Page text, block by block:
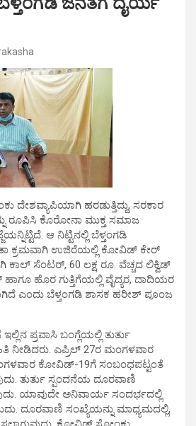
ದೇಶವ್ಯಾಪಿಯಾಗಿ ಹರಡುತ್ತಿದ್ದು, ಸರಕಾರ
ಕೊರೋನಾ ಮುಕ್ತ ಸಮಾಜ
ಆ ನಿಟ್ಟಿನಲ್ಲಿ ಬೆಳ್ತಂಗಡಿ
ಕ್ರಮವಾಗಿ ಉಜಿರೆಯಲ್ಲಿ ಕೋವಿಡ್ ಕೇರ್
ಕಾಲ್ ಸೆಂಟರ್, 60 ಲಕ್ಷ ರೂ. ವೆಚ್ಚದ ಲಿಕ್ವಿಡ್
ಹೊರ ಗುತ್ತಿಗೆಯಲ್ಲಿ ವೈದ್ಯರ, ದಾದಿಯರ
ಎಂದು ಬೆಳ್ತಂಗಡಿ ಶಾಸಕ ಹರೀಶ್ ಪೂಂಜ
ಪ್ರವಾಸಿ ಬಂಗ್ಲೆಯಲ್ಲಿ ತುರ್ತು
ನೀಡಿದರು. ಎಪ್ರಿಲ್ 27ರ ಮಂಗಳವಾರ
ಕೋವಿಡ್-19ಗೆ ಸಂಬಂಧಪಟ್ಟಂತೆ
ತುರ್ತು ಸ್ಪಂದನೆಯ ದೂರವಾಣಿ
ಯಾವುದೇ ಅನಿವಾರ್ಯ ಸಂದರ್ಭದಲ್ಲಿ
ದೂರವಾಣಿ ಸಂಖ್ಯೆಯನ್ನು ಮಾಧ್ಯಮದಲ್ಲಿ,